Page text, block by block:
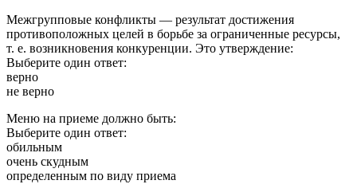
Межгрупповые конфликты — результат достижения
противоположных целей в борьбе за ограниченные ресурсы,
т. е. возникновения конкуренции. Это утверждение:
Выберите один ответ:
верно
не верно
Меню на приеме должно быть:
Выберите один ответ:
обильным
очень скудным
определенным по виду приема